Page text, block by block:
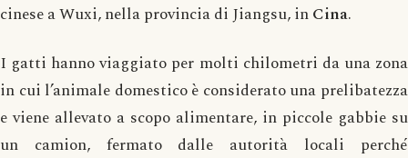
cinese a Wuxi, nella provincia di Jiangsu, inCina.
I gatti hanno viaggiato per molti chilometri da una zona
in cui l’animale domestico è considerato una prelibatezza
e viene allevato a scopo alimentare, in piccole gabbie su
un camion, fermato dalle autorità locali perché